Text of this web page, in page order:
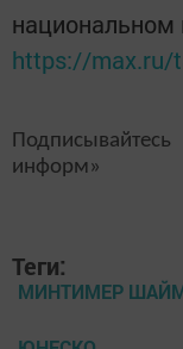
https://max.ru/
информ»
Теги:
МИНТИМЕР